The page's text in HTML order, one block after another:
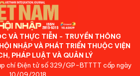
VÀ THỰC TIỄN - TRUYỀN THÔNG
NHẬP VÀ PHÁT TRIỂN THUỘC VIỆN
PHÁP LUẬT VÀ QUẢN LÝ
chí Điện tử số 329/GP-BTTTT cấp ngày